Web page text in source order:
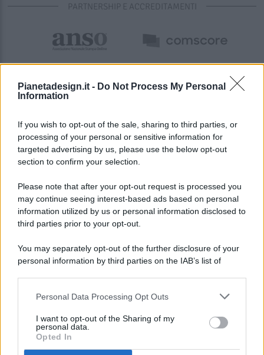
Pianetadesign.it - Do Not Process My Personal
Information
If you wish to opt-out of the sale, sharing to third parties, or
processing of your personal or sensitive information for
targeted advertising by us, please use the below opt-out
section to confirm your selection.
Please note that after your opt-out request is processed you
may continue seeing interest-based ads based on personal
information utilized by us or personal information disclosed to
third parties prior to your opt-out.
You may separately opt-out of the further disclosure of your
personal information by third parties on the IAB’s list of
This information may also be disclosed by us to third parties
disclose it to other third parties.
Personal Data Processing Opt Outs
I want to opt-out of the Sharing of my
personal data.
Opted In
PARTNERSHIP E ACCREDITAMENTI
© 2026 - Pianeta Design - P.IVA 04827280654 - Testata
Registrata Al Tribunale Di Nocera Inferiore N. 8/2020 - RG N.
ISCRIZIONE AL ROC N. 35792 – ISCRITTA ALL’ANSO
(ASSOCIAZIONE NAZIONALE STAMPA ONLINE)
PREFERENZE PRIVACY